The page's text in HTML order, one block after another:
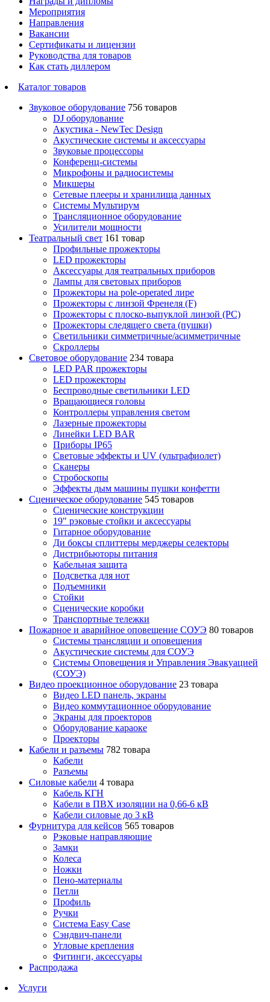
Мероприятия
Направления
Вакансии
Сертификаты и лицензии
Руководства для товаров
Как стать диллером
Каталог товаров
Звуковое оборудование 756 товаров
DJ оборудование
Акустика - NewTec Design
Акустические системы и аксессуары
Звуковые процессоры
Конференц-системы
Микрофоны и радиосистемы
Микшеры
Сетевые плееры и хранилища данных
Системы Мультирум
Трансляционное оборудование
Усилители мощности
Театральный свет 161 товар
Профильные прожекторы
LED прожекторы
Аксессуары для театральных приборов
Лампы для световых приборов
Прожекторы на pole-operated лире
Прожекторы с линзой Френеля (F)
Прожекторы с плоско-выпуклой линзой (PC)
Прожекторы следящего света (пушки)
Светильники симметричные/асимметричные
Скроллеры
Световое оборудование 234 товара
LED PAR прожекторы
LED прожекторы
Беспроводные светильники LED
Вращающиеся головы
Контроллеры управления светом
Лазерные прожекторы
Линейки LED BAR
Приборы IP65
Световые эффекты и UV (ультрафиолет)
Сканеры
Стробоскопы
Эффекты дым машины пушки конфетти
Сценическое оборудование 545 товаров
Сценические конструкции
19" рэковые стойки и аксесcуары
Гитарное оборудование
Ди боксы сплиттеры мерджеры селекторы
Дистрибьюторы питания
Кабельная защита
Подсветка для нот
Подъемники
Стойки
Сценические коробки
Транспортные тележки
Пожарное и аварийное оповещение СОУЭ 80 товаров
Cистемы трансляции и оповещения
Акустические системы для СОУЭ
Системы Оповещения и Управления Эвакуацией
(СОУЭ)
Видео проекционное оборудование 23 товара
Видео LED панель, экраны
Видео коммутационное оборудование
Экраны для проекторов
Оборудование караоке
Проекторы
Кабели и разъемы 782 товара
Кабели
Разъемы
Силовые кабели 4 товара
Кабель КГН
Кабели в ПВХ изоляции на 0,66-6 кВ
Кабели силовые до 3 кВ
Фурнитура для кейсов 565 товаров
Рэковые направляющие
Замки
Колеса
Ножки
Пено-материалы
Петли
Профиль
Ручки
Система Easy Case
Сэндвич-панели
Угловые крепления
Фитинги, аксессуары
Распродажа
Услуги